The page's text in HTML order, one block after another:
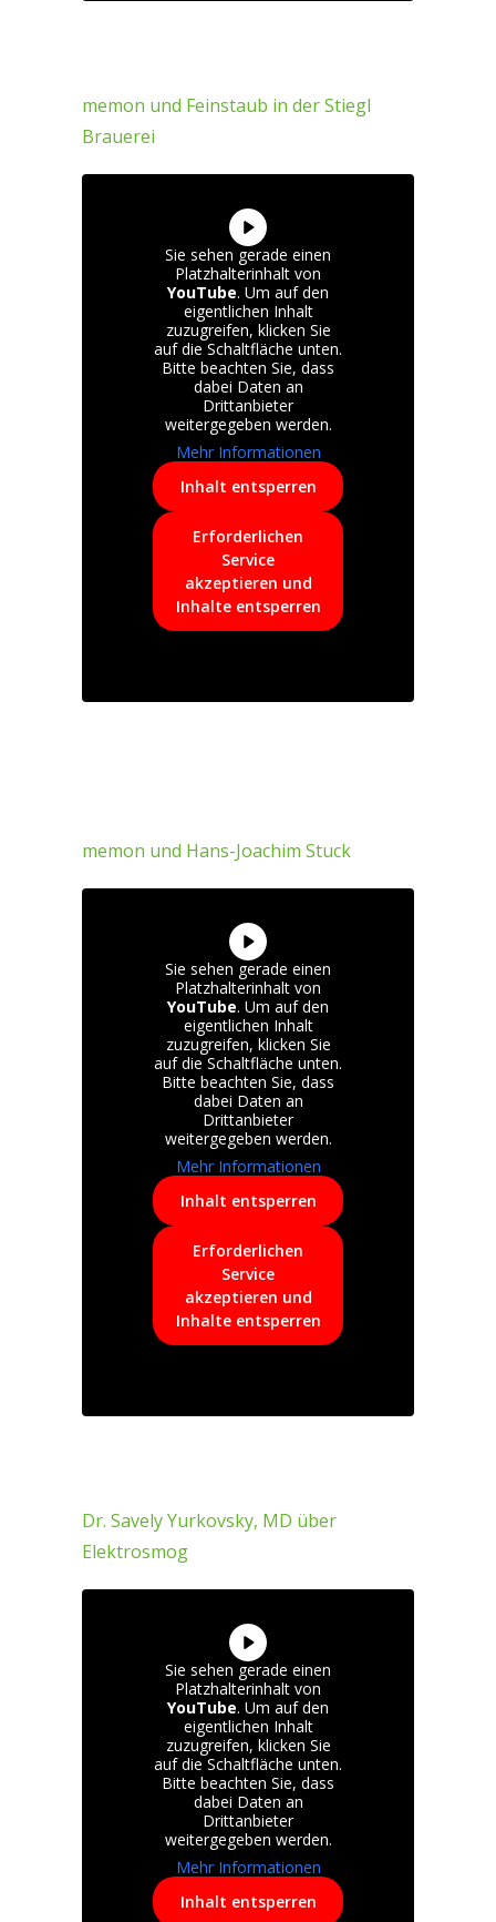
memon und Feinstaub in der Stiegl
Brauerei
Sie sehen gerade einen
Platzhalterinhalt von
YouTube. Um auf den
eigentlichen Inhalt
zuzugreifen, klicken Sie
auf die Schaltfläche unten.
Bitte beachten Sie, dass
dabei Daten an
Drittanbieter
weitergegeben werden.
Mehr Informationen
Inhalt entsperren
Erforderlichen
Service
akzeptieren und
Inhalte entsperren
memon und Hans-Joachim Stuck
Sie sehen gerade einen
Platzhalterinhalt von
YouTube. Um auf den
eigentlichen Inhalt
zuzugreifen, klicken Sie
auf die Schaltfläche unten.
Bitte beachten Sie, dass
dabei Daten an
Drittanbieter
weitergegeben werden.
Mehr Informationen
Inhalt entsperren
Erforderlichen
Service
akzeptieren und
Inhalte entsperren
Dr. Savely Yurkovsky, MD über
Elektrosmog
Sie sehen gerade einen
Platzhalterinhalt von
YouTube. Um auf den
eigentlichen Inhalt
zuzugreifen, klicken Sie
auf die Schaltfläche unten.
Bitte beachten Sie, dass
dabei Daten an
Drittanbieter
weitergegeben werden.
Mehr Informationen
Inhalt entsperren